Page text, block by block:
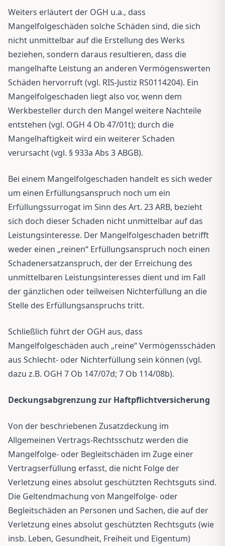
Weiters erläutert der OGH u.a., dass
Mangelfolgeschäden solche Schäden sind, die sich
nicht unmittelbar auf die Erstellung des Werks
beziehen, sondern daraus resultieren, dass die
mangelhafte Leistung an anderen Vermögenswerten
Schäden hervorruft (vgl. RIS-Justiz RS0114204). Ein
Mangelfolgeschaden liegt also vor, wenn dem
Werkbesteller durch den Mangel weitere Nachteile
entstehen (vgl. OGH 4 Ob 47/01t); durch die
Mangelhaftigkeit wird ein weiterer Schaden
verursacht (vgl. § 933a Abs 3 ABGB).
Bei einem Mangelfolgeschaden handelt es sich weder
um einen Erfüllungsanspruch noch um ein
Erfüllungssurrogat im Sinn des Art. 23 ARB, bezieht
sich doch dieser Schaden nicht unmittelbar auf das
Leistungsinteresse. Der Mangelfolgeschaden betrifft
weder einen „reinen“ Erfüllungsanspruch noch einen
Schadenersatzanspruch, der der Erreichung des
unmittelbaren Leistungsinteresses dient und im Fall
der gänzlichen oder teilweisen Nichterfüllung an die
Stelle des Erfüllungsanspruchs tritt.
Schließlich führt der OGH aus, dass
Mangelfolgeschäden auch „reine“ Vermögensschäden
aus Schlecht- oder Nichterfüllung sein können (vgl.
dazu z.B. OGH 7 Ob 147/07d; 7 Ob 114/08b).
Deckungsabgrenzung zur Haftpflichtversicherung
Von der beschriebenen Zusatzdeckung im
Allgemeinen Vertrags-Rechtsschutz werden die
Mangelfolge- oder Begleitschäden im Zuge einer
Vertragserfüllung erfasst, die nicht Folge der
Verletzung eines absolut geschützten Rechtsguts sind.
Die Geltendmachung von Mangelfolge- oder
Begleitschäden an Personen und Sachen, die auf der
Verletzung eines absolut geschützten Rechtsguts (wie
insb. Leben, Gesundheit, Freiheit und Eigentum)